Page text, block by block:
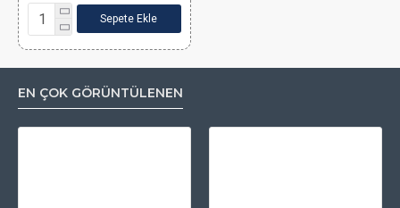
Sepete Ekle
EN ÇOK GÖRÜNTÜLENEN